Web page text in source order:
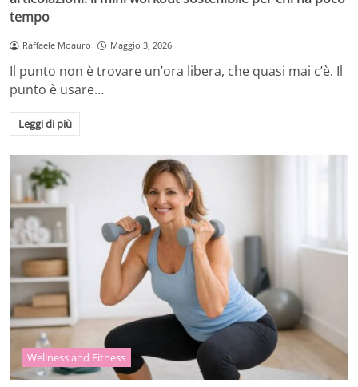
tempo
Raffaele Moauro Maggio 3, 2026
Il punto non è trovare un’ora libera, che quasi mai c’è. Il
punto è usare…
Leggi di più
Wellness and Fitness